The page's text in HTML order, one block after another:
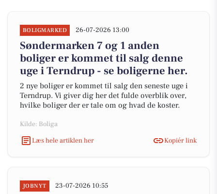
BOLIGMARKED 26-07-2026 13:00
Søndermarken 7 og 1 anden
boliger er kommet til salg denne
uge i Terndrup - se boligerne her.
2 nye boliger er kommet til salg den seneste uge i
Terndrup. Vi giver dig her det fulde overblik over,
hvilke boliger der er tale om og hvad de koster.
Kilde: Boliga
Læs hele artiklen her
Kopiér link
JOBNYT 23-07-2026 10:55